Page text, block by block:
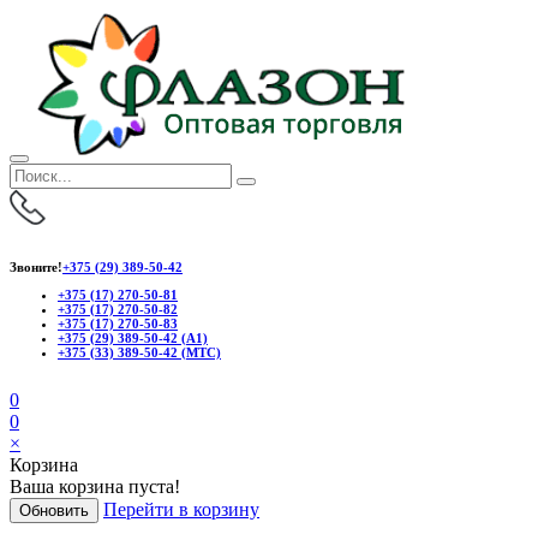
Звоните!+375 (29) 389-50-42
+375 (17) 270-50-81
+375 (17) 270-50-82
+375 (17) 270-50-83
+375 (29) 389-50-42 (А1)
+375 (33) 389-50-42 (МТС)
0
0
×
Корзина
Ваша корзина пуста!
Обновить Перейти в корзину